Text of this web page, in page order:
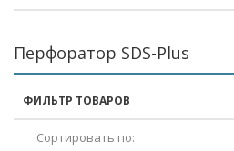
ФИЛЬТР ТОВАРОВ
Перфоратор SDS-Plus
Сортировать по: